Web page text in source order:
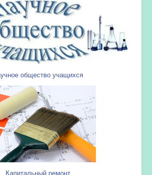
общество учащихся
Капитальный ремонт